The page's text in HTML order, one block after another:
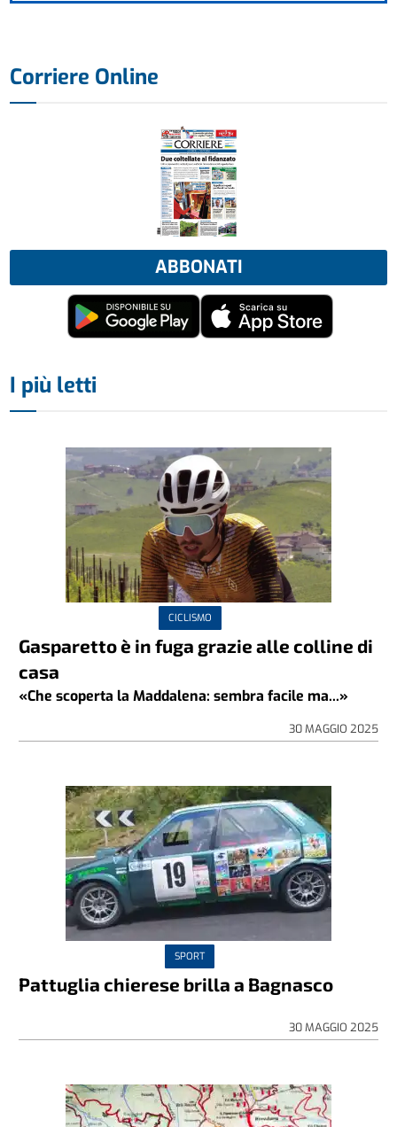
Corriere Online
ABBONATI
I più letti
CICLISMO
Gasparetto è in fuga grazie alle colline di
casa
«Che scoperta la Maddalena: sembra facile ma...»
30 MAGGIO 2025
SPORT
Pattuglia chierese brilla a Bagnasco
30 MAGGIO 2025